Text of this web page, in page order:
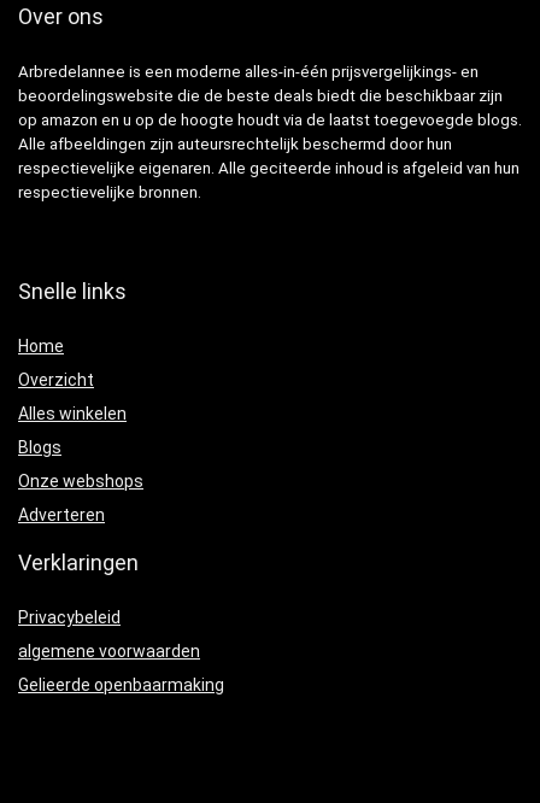
Over ons
Arbredelannee is een moderne alles-in-één prijsvergelijkings- en
beoordelingswebsite die de beste deals biedt die beschikbaar zijn
op amazon en u op de hoogte houdt via de laatst toegevoegde blogs.
Alle afbeeldingen zijn auteursrechtelijk beschermd door hun
respectievelijke eigenaren. Alle geciteerde inhoud is afgeleid van hun
respectievelijke bronnen.
Snelle links
Home
Overzicht
Alles winkelen
Blogs
Onze webshops
Adverteren
Verklaringen
Privacybeleid
algemene voorwaarden
Gelieerde openbaarmaking